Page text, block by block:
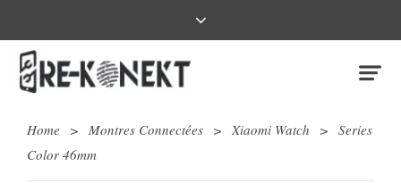
Home > Montres Connectées > Xiaomi Watch > Series
Color 46mm